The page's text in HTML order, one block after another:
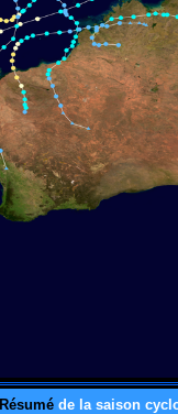
Résumé de la saison